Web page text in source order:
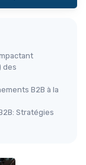
des
B2B à la
Stratégies